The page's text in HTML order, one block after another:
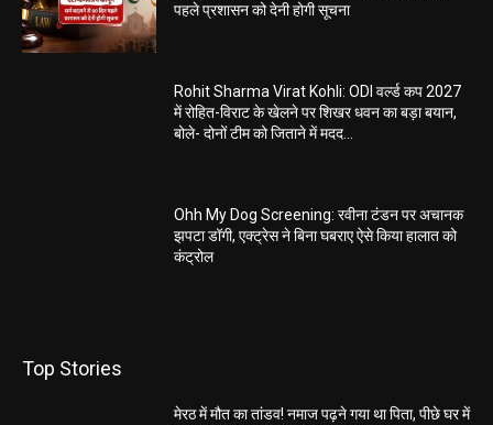
पहले प्रशासन को देनी होगी सूचना
Rohit Sharma Virat Kohli: ODI वर्ल्ड कप 2027
में रोहित-विराट के खेलने पर शिखर धवन का बड़ा बयान,
बोले- दोनों टीम को जिताने में मदद...
Ohh My Dog Screening: रवीना टंडन पर अचानक
झपटा डॉगी, एक्ट्रेस ने बिना घबराए ऐसे किया हालात को
कंट्रोल
Top Stories
मेरठ में मौत का तांडव! नमाज पढ़ने गया था पिता, पीछे घर में